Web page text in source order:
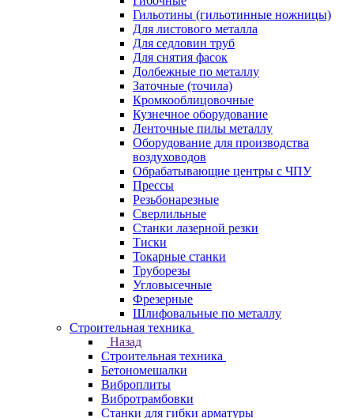
Гильотины (гильотинные ножницы)
Для листового металла
Для седловин труб
Для снятия фасок
Долбежные по металлу
Заточные (точила)
Кромкооблицовочные
Кузнечное оборудование
Ленточные пилы металлу
Оборудование для производства
воздуховодов
Обрабатывающие центры с ЧПУ
Прессы
Резьбонарезные
Сверлильные
Станки лазерной резки
Тиски
Токарные станки
Труборезы
Угловысечные
Фрезерные
Шлифовальные по металлу
Строительная техника
Назад
Строительная техника
Бетономешалки
Виброплиты
Вибротрамбовки
Станки для гибки арматуры